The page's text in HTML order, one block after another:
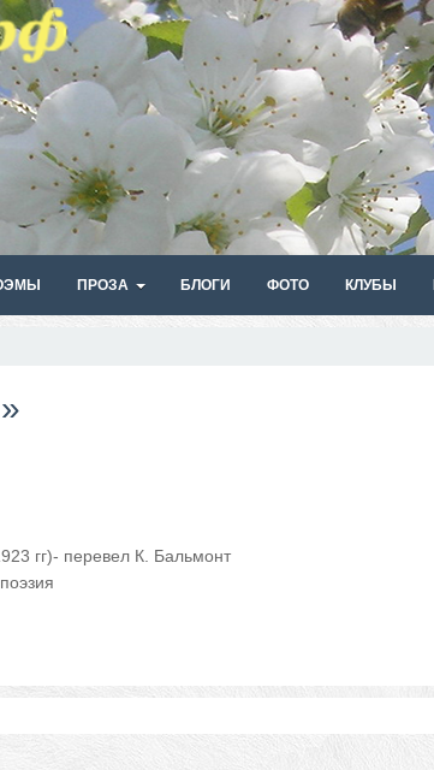
ПРОЗА БЛОГИ ФОТО КЛУБЫ
гг)- перевел К. Бальмонт